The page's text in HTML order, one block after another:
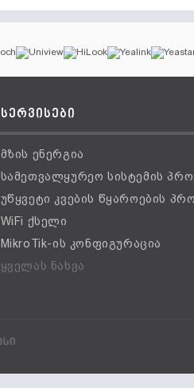
სერვისები
მზის ენერგია
სამეთვალყურეო სისტემის
უწყვეტი კვების წყაროების
WiFi ქსელი
MikroTik-ის კონფიგურაცია
ყველას ნახვა